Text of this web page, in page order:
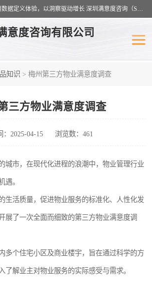
深耕满意度调研18载，用数据定义体验，以洞察驱动增长 深圳满意度咨询（SSC）：十八年专注，丈量每一份体验。
意度咨询有限公司
知识 > 梅州第三方物业满意度调查
三方物业满意度调查
：2025-04-15 浏览数：461
城市，在现代化进程的浪潮中，物业管理行业
遇。
生活质量，促进物业服务的标准化、人性化发
展了一次全面而细致的第三方物业满意度调
多个住宅小区及商业楼宇，旨在通过科学的方
了解业主对物业服务的实际感受与需求。
医疗服务业满意度
调查 餐饮业满意度调查
员工满意度